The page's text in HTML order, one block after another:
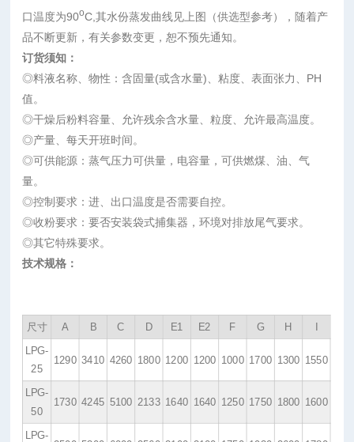
口温度为90oC,其水份蒸发曲线见上图（供选型参考），随着产
品不断更新，有关参数变更，恕不预先通知。
订货须知：
◎料液名称、物性：含固量(或含水量)、粘度、表面张力、PH
值。
◎干燥后粉料容量、允许残余含水量、粒度、允许最高温度。
◎产量、每天开班时间。
◎可供能源：蒸气压力可供量，电容量，可供燃煤、油、气
量。
◎控制要求：进、出口温度是否需要自控。
◎收粉要求：要否安装袋式捕集器，环境对排放尾气要求。
◎其它特殊要求。
技术规格：
尺寸 A B C D E1 E2 F G H
LPG-
25
1290 3410 4260 1800 1200 1200 1000 1700 1300 1550
LPG-
50
1730 4245 5100 2133 1640 1640 1250 1750 1800 1600
LPG-